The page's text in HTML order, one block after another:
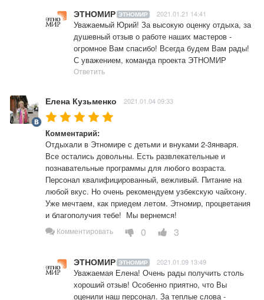
ЭТНОМИР ЭТНОМИР 2021.01.21 14:41
Уважаемый Юрий! За высокую оценку отдыха, за
душевный отзыв о работе наших мастеров -
огромное Вам спасибо! Всегда будем Вам рады!
С уважением, команда проекта ЭТНОМИР
Ответить
Елена Кузьменко 2021.01.04 09:33
Комментарий:
Отдыхали в Этномире с детьми и внуками 2-3января.
Все остались довольны. Есть развлекательные и
познавательные программы для любого возраста.
Персонал квалифицированный, вежливый. Питание на
любой вкус. Но очень рекомендуем узбекскую чайхону.
Уже мечтаем, как приедем летом. Этномир, процветания
и благополучия тебе!  Мы вернемся!
Комментировать 0 3
ЭТНОМИР ЭТНОМИР 2021.01.09 13:49
Уважаемая Елена! Очень рады получить столь
хороший отзыв! Особенно приятно, что Вы
оценили наш персонал. За теплые слова -